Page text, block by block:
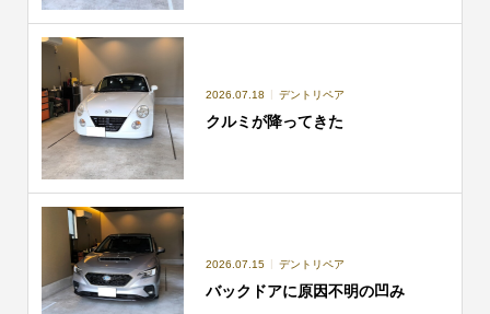
2026.07.18 デントリペア
クルミが降ってきた
2026.07.15 デントリペア
バックドアに原因不明の凹み